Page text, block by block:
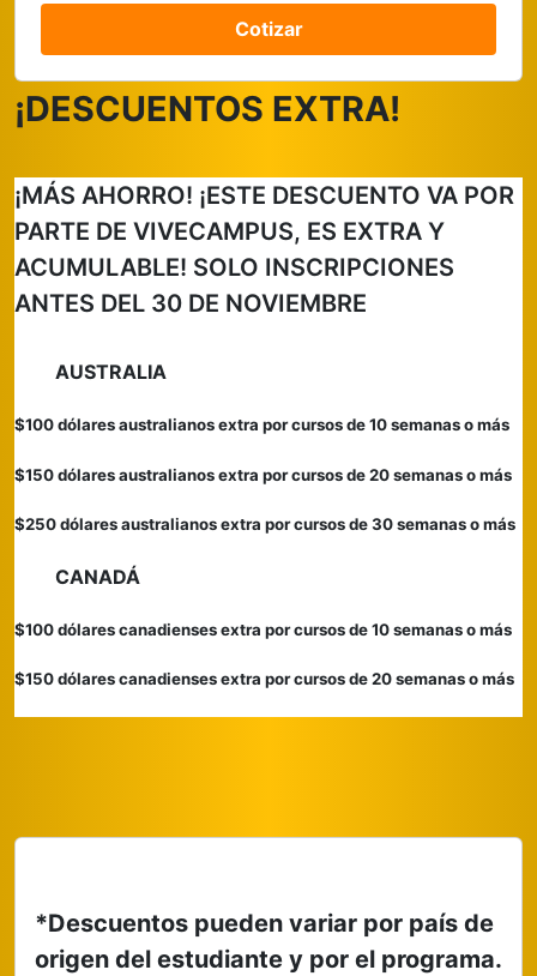
Cotizar
¡DESCUENTOS EXTRA!
¡MÁS AHORRO! ¡ESTE DESCUENTO VA POR
PARTE DE VIVECAMPUS, ES EXTRA Y
ACUMULABLE! SOLO INSCRIPCIONES
ANTES DEL 30 DE NOVIEMBRE
AUSTRALIA
$100 dólares australianos extra por cursos de 10 semanas o más
$150 dólares australianos extra por cursos de 20 semanas o más
$250 dólares australianos extra por cursos de 30 semanas o más
CANADÁ
$100 dólares canadienses extra por cursos de 10 semanas o más
$150 dólares canadienses extra por cursos de 20 semanas o más
*Descuentos pueden variar por país de
origen del estudiante y por el programa.